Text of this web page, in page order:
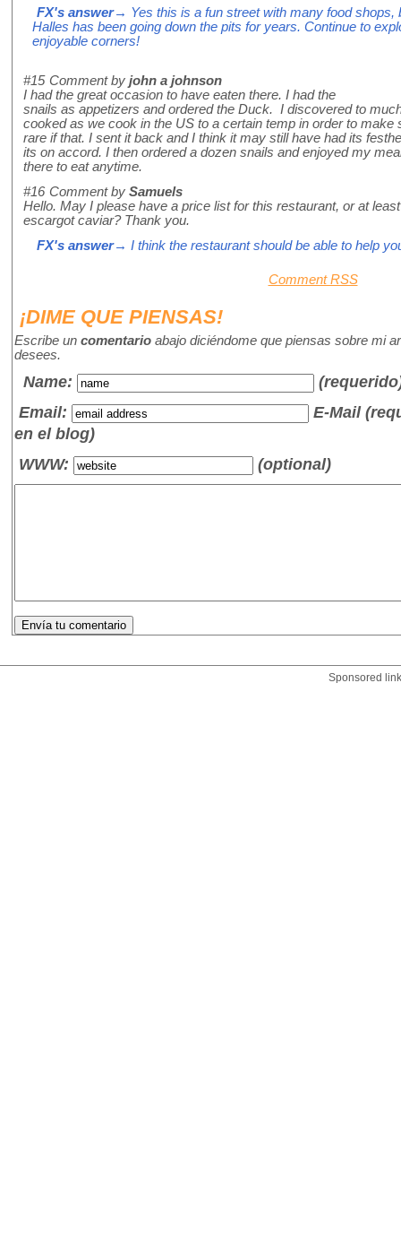
FX's answer→ Yes this is a fun street with many food shops,
Halles has been going down the pits for years. Continue to
enjoyable corners!
#15 Comment by john a johnson
I had the great occasion to have eaten there. I had the
snails as appetizers and ordered the Duck. I discovered to
cooked as we cook in the US to a certain temp in order to
rare if that. I sent it back and I think it may still have had its
its on accord. I then ordered a dozen snails and enjoyed my
there to eat anytime.
#16 Comment by Samuels
Hello. May I please have a price list for this restaurant, or at
escargot caviar? Thank you.
FX's answer→ I think the restaurant should be able to help
Comment RSS
¡DIME QUE PIENSAS!
Escribe un comentario abajo diciéndome que piensas sobre mi
desees.
Name:
Email:
E-Mail
en el blog)
WWW:
(optional)
Sponsored